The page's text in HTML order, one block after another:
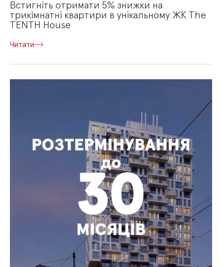
Встигніть отримати 5% знижки на
трикімнатні квартири в унікальному ЖК The
TENTH House
Читати